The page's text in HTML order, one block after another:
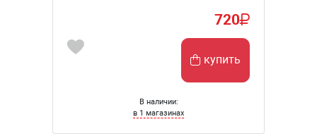
720
купить
В наличии:
в 1 магазинах